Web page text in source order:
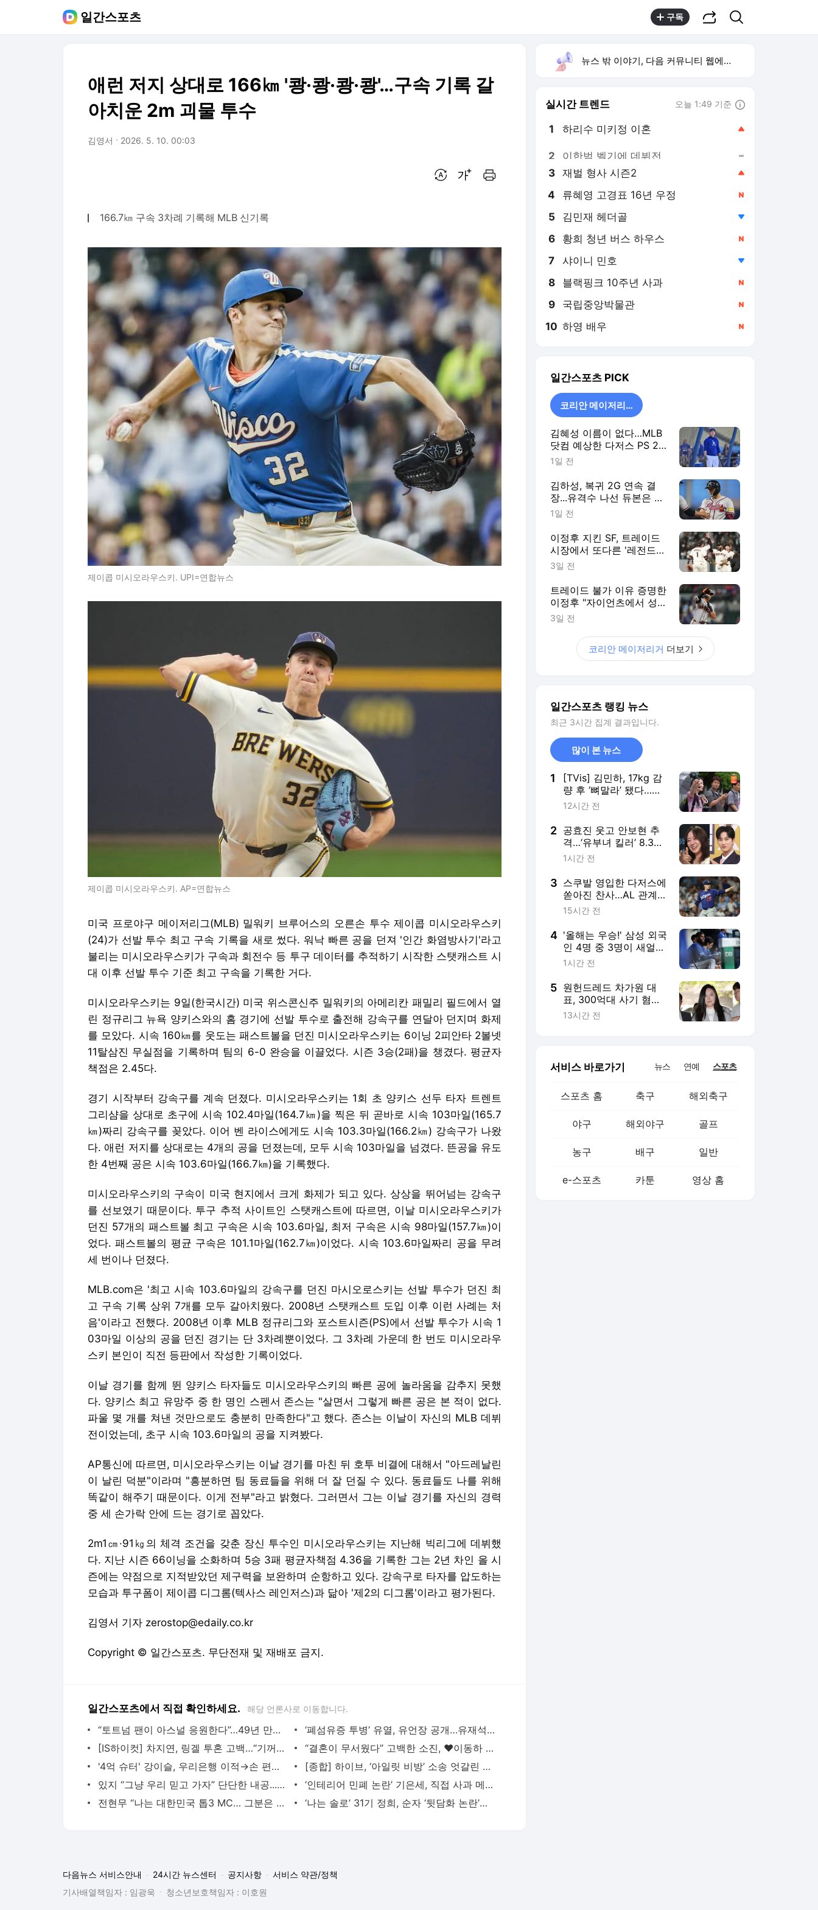
일간스포츠 구독
애런 저지 상대로 166㎞ '쾅·쾅·쾅·쾅'…구속 기록 갈
아치운 2m 괴물 투수
김영서 2026. 5. 10. 00:03
166.7㎞ 구속 3차례 기록해 MLB 신기록
제이콥 미시오라우스키. UPI=연합뉴스
제이콥 미시오라우스키. AP=연합뉴스
미국 프로야구 메이저리그(MLB) 밀워키 브루어스의 오른손 투수 제이콥 미시오라우스키
(24)가 선발 투수 최고 구속 기록을 새로 썼다. 워낙 빠른 공을 던져 '인간 화염방사기'라고
불리는 미시오라우스키가 구속과 회전수 등 투구 데이터를 추적하기 시작한 스탯캐스트 시
대 이후 선발 투수 기준 최고 구속을 기록한 거다.
미시오라우스키는 9일(한국시간) 미국 위스콘신주 밀워키의 아메리칸 패밀리 필드에서 열
린 정규리그 뉴욕 양키스와의 홈 경기에 선발 투수로 출전해 강속구를 연달아 던지며 화제
를 모았다. 시속 160㎞를 웃도는 패스트볼을 던진 미시오라우스키는 6이닝 2피안타 2볼넷
11탈삼진 무실점을 기록하며 팀의 6-0 완승을 이끌었다. 시즌 3승(2패)을 챙겼다. 평균자
책점은 2.45다.
경기 시작부터 강속구를 계속 던졌다. 미시오라우스키는 1회 초 양키스 선두 타자 트렌트
그리샴을 상대로 초구에 시속 102.4마일(164.7㎞)을 찍은 뒤 곧바로 시속 103마일(165.7
㎞)짜리 강속구를 꽂았다. 이어 벤 라이스에게도 시속 103.3마일(166.2㎞) 강속구가 나왔
다. 애런 저지를 상대로는 4개의 공을 던졌는데, 모두 시속 103마일을 넘겼다. 뜬공을 유도
한 4번째 공은 시속 103.6마일(166.7㎞)을 기록했다.
미시오라우스키의 구속이 미국 현지에서 크게 화제가 되고 있다. 상상을 뛰어넘는 강속구
를 선보였기 때문이다. 투구 추적 사이트인 스탯캐스트에 따르면, 이날 미시오라우스키가
던진 57개의 패스트볼 최고 구속은 시속 103.6마일, 최저 구속은 시속 98마일(157.7㎞)이
었다. 패스트볼의 평균 구속은 101.1마일(162.7㎞)이었다. 시속 103.6마일짜리 공을 무려
세 번이나 던졌다.
MLB.com은 '최고 시속 103.6마일의 강속구를 던진 마시오로스키는 선발 투수가 던진 최
고 구속 기록 상위 7개를 모두 갈아치웠다. 2008년 스탯캐스트 도입 이후 이런 사례는 처
음'이라고 전했다. 2008년 이후 MLB 정규리그와 포스트시즌(PS)에서 선발 투수가 시속 1
03마일 이상의 공을 던진 경기는 단 3차례뿐이었다. 그 3차례 가운데 한 번도 미시오라우
스키 본인이 직전 등판에서 작성한 기록이었다.
이날 경기를 함께 뛴 양키스 타자들도 미시오라우스키의 빠른 공에 놀라움을 감추지 못했
다. 양키스 최고 유망주 중 한 명인 스펜서 존스는 "살면서 그렇게 빠른 공은 본 적이 없다.
파울 몇 개를 쳐낸 것만으로도 충분히 만족한다"고 했다. 존스는 이날이 자신의 MLB 데뷔
전이었는데, 초구 시속 103.6마일의 공을 지켜봤다.
AP통신에 따르면, 미시오라우스키는 이날 경기를 마친 뒤 호투 비결에 대해서 "아드레날린
이 날린 덕분"이라며 "흥분하면 팀 동료들을 위해 더 잘 던질 수 있다. 동료들도 나를 위해
똑같이 해주기 때문이다. 이게 전부"라고 밝혔다. 그러면서 그는 이날 경기를 자신의 경력
중 세 손가락 안에 드는 경기로 꼽았다.
2m1㎝·91㎏의 체격 조건을 갖춘 장신 투수인 미시오라우스키는 지난해 빅리그에 데뷔했
다. 지난 시즌 66이닝을 소화하며 5승 3패 평균자책점 4.36을 기록한 그는 2년 차인 올 시
즌에는 약점으로 지적받았던 제구력을 보완하며 순항하고 있다. 강속구로 타자를 압도하는
모습과 투구폼이 제이콥 디그롬(텍사스 레인저스)과 닮아 '제2의 디그롬'이라고 평가된다.
김영서 기자 zerostop@edaily.co.kr
Copyright © 일간스포츠. 무단전재 및 재배포 금지.
일간스포츠에서 직접 확인하세요. 해당 언론사로 이동합니다.
“토트넘 팬이 아스널 응원한다”…49년 만의 강등 위기에 ‘딜레마’ - 일간스포츠
‘폐섬유증 투병’ 유열, 유언장 공개…유재석도 눈가 촉촉 - 일간스포츠
[IS하이컷] 차지연, 링겔 투혼 고백…“기꺼이 달려와 준 김호영” 미담 - 일간스포츠
“결혼이 무서웠다” 고백한 소진, ♥이동하 만나고 달라졌다 - 일간스포츠
'4억 슈터' 강이슬, 우리은행 이적→손 편지 공개…"KB 팬들께 진심으로 감사" - 일간스포츠
[종합] 하이브, ‘아일릿 비방’ 소송 엇갈린 판결…패스트뷰엔 패소·아니띵엔 승소 - 일간스포
있지 “그냥 우리 믿고 가자” 단단한 내공...컴백 예열 - 일간스포츠
‘인테리어 민폐 논란’ 기은세, 직접 사과 메시지 공개...“매일 현장 청소” - 일간스포츠
전현무 “나는 대한민국 톱3 MC… 그분은 저 아래” (전현무계획3) - 일간스포츠
‘나는 솔로’ 31기 정희, 순자 ‘뒷담화 논란’에 사과… “미성숙했다” - 일간스포츠
뉴스 밖 이야기, 다음 커뮤니티 웹에서 보기
실시간 트렌드 오늘 1:49 기준
1 하리수 미키정 이혼
2 이한범 벨기에 데뷔전
3 재벌 형사 시즌2
4 류혜영 고경표 16년 우정
5 김민재 헤더골
6 황희 청년 버스 하우스
7 샤이니 민호
8 블랙핑크 10주년 사과
9 국립중앙박물관
10 하영 배우
일간스포츠 PICK
코리안 메이저리거
김혜성 이름이 없다…MLB
닷컴 예상한 다저스 PS 26
인 로스터 '충격 제외'
1일 전
김하성, 복귀 2G 연속 결
장...유격수 나선 듀본은 2
안타·ATL 6연승
1일 전
이정후 지킨 SF, 트레이드
시장에서 또다른 '레전드
주니어' 품었다
3일 전
트레이드 불가 이유 증명한
이정후 "자이언츠에서 성공
하고 싶다"
3일 전
코리안 메이저리거 더보기
일간스포츠 랭킹 뉴스
최근 3시간 집계 결과입니다.
많이 본 뉴스
1
[TVis] 김민하, 17kg 감
량 후 ‘뼈말라’ 됐다…전
현무도 깜짝 “완전 다른
12시간 전
2 공효진 웃고 안보현 추
격…‘유부녀 킬러’ 8.3%
vs ‘재벌X형사2’ 6.1%
1시간 전
3 스쿠발 영입한 다저스에
쏟아진 찬사…AL 관계자
"우리가 NL에 있지 않아
15시간 전
4 '올해는 우승!' 삼성 외국
인 4명 중 3명이 새얼
굴, '마지막 퍼즐' 디아즈
주일'
1시간 전
5 원헌드레드 차가원 대
표, 300억대 사기 혐의
로 구속 송치
13시간 전
서비스 바로가기 뉴스 연예 스포츠
스포츠 홈 축구 해외축구
야구 해외야구 골프
농구 배구 일반
e-스포츠 카툰 영상 홈
다음뉴스 서비스안내 24시간 뉴스센터 공지사항
서비스 약관/정책
기사배열책임자 : 임광욱
청소년보호책임자 : 이호원